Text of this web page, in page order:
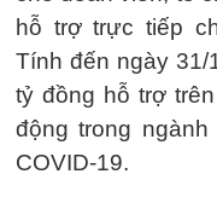
hỗ trợ trực tiếp
Tính đến ngày 31/
tỷ đồng hỗ trợ
động trong
COVID-19.